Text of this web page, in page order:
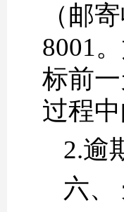
（邮
8001
标前
过程
2.逾
六、